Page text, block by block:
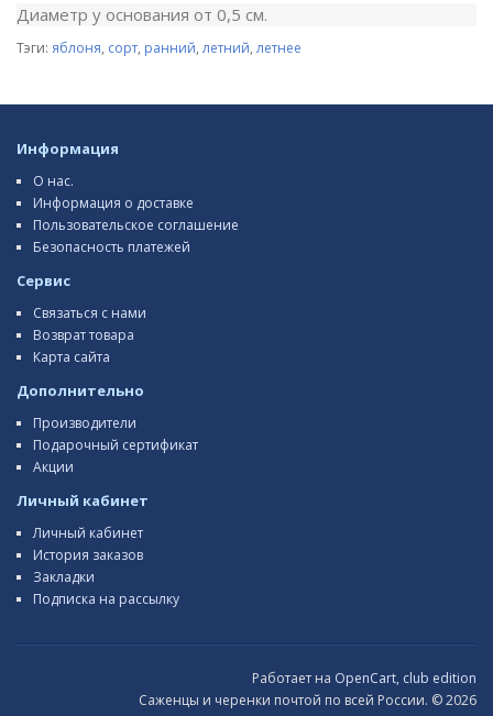
Диаметр у основания от 0,5 см.
Тэги: яблоня, сорт, ранний, летний, летнее
Информация
О нас.
Информация о доставке
Пользовательское соглашение
Безопасность платежей
Сервис
Связаться с нами
Возврат товара
Карта сайта
Дополнительно
Производители
Подарочный сертификат
Акции
Личный кабинет
Личный кабинет
История заказов
Закладки
Подписка на рассылку
Работает на OpenCart, club edition
Саженцы и черенки почтой по всей России. © 2026